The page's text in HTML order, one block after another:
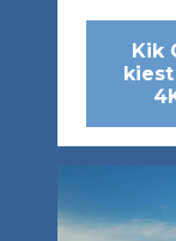
Kik